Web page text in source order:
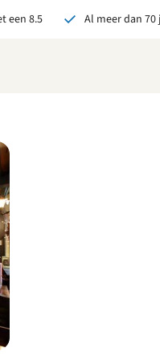
een 8.5 Al meer dan
bij RCN boekt, krijg je:
De beste prijsgarantie
Exclusieve voordelen
Persoonlijk contact
alle voordelen